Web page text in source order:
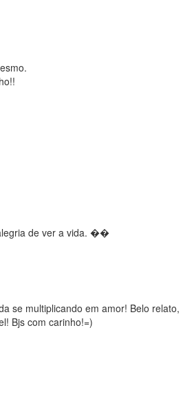
de ver a vida. ��
se multiplicando em amor! Belo relato,
Bjs com carinho!=)